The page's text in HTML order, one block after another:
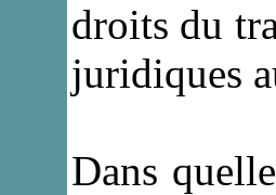
droits du
juridiques
Dans